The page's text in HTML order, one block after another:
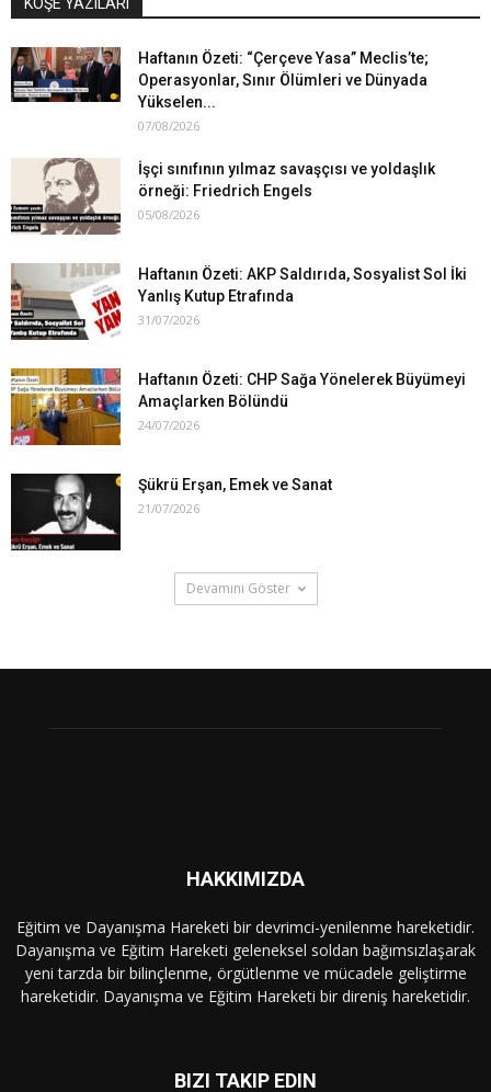
Haftanın Özeti: “Çerçeve Yasa” Meclis’te;
Operasyonlar, Sınır Ölümleri ve Dünyada
Yükselen...
07/08/2026
İşçi sınıfının yılmaz savaşçısı ve yoldaşlık
örneği: Friedrich Engels
05/08/2026
Haftanın Özeti: AKP Saldırıda, Sosyalist Sol İki
Yanlış Kutup Etrafında
31/07/2026
Haftanın Özeti: CHP Sağa Yönelerek Büyümeyi
Amaçlarken Bölündü
24/07/2026
Şükrü Erşan, Emek ve Sanat
21/07/2026
Devamını Göster
HAKKIMIZDA
Eğitim ve Dayanışma Hareketi bir devrimci-yenilenme hareketidir.
Dayanışma ve Eğitim Hareketi geleneksel soldan bağımsızlaşarak
yeni tarzda bir bilinçlenme, örgütlenme ve mücadele geliştirme
hareketidir. Dayanışma ve Eğitim Hareketi bir direniş hareketidir.
BIZI TAKIP EDIN